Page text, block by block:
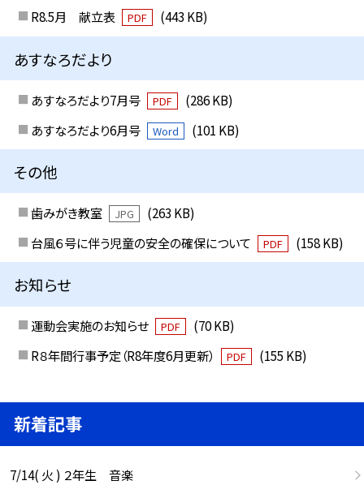
R8.5月 献立表
PDF (443 KB)
あすなろだより
あすなろだより7月号 PDF
(286 KB)
あすなろだより6月号
Word (101 KB)
その他
歯みがき教室 JPG
(263 KB)
台風６号に伴う児童の安全の確保について
PDF (158 KB)
お知らせ
運動会実施のお知らせ PDF
(70 KB)
R８年間行事予定（R8年度6月更新）
PDF (155 KB)
新着記事
7/14( 火 ) ２年生 音楽